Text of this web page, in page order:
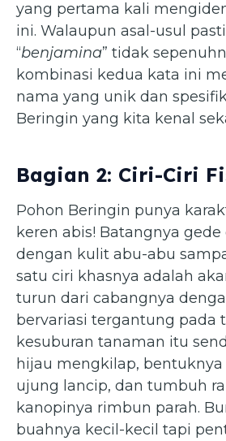
yang pertama kali
ini. Walaupun asal-usul
“benjamina” tidak
kombinasi kedua kata ini
nama yang unik dan
Beringin yang kita kenal
Bagian 2: Ciri-Ciri
Pohon Beringin punya
keren abis! Batangnya
dengan kulit abu-abu
satu ciri khasnya adalah
turun dari cabangnya
bervariasi tergantung pada
kesuburan tanaman itu
hijau mengkilap,
ujung lancip, dan tumbuh
kanopinya rimbun parah.
buahnya kecil-kecil tapi